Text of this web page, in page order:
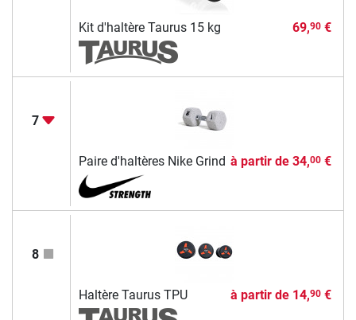
Kit d'haltère Taurus 15 kg 69,90€
7
Paire d'haltères Nike Grind à partir de 34,00€
8
Haltère Taurus TPU à partir de 14,90€